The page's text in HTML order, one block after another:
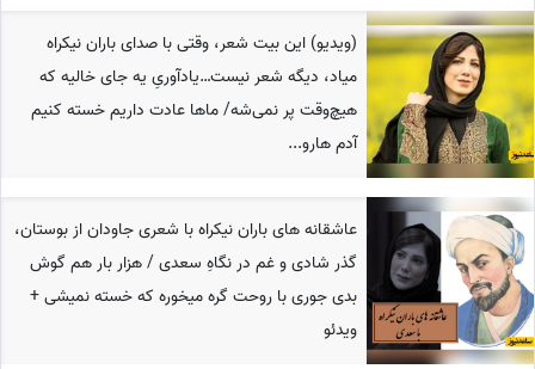
(ویدیو) این بیت شعر، وقتی با صدای باران نیکراه
میاد، دیگه شعر نیست…یادآوریِ یه جای خالیه که
هیچ‌وقت پر نمی‌شه/ ماها عادت داریم خسته کنیم
آدم هارو...
عاشقانه های باران نیکراه با شعری جاودان از بوستان،
گذر شادی و غم در نگاهِ سعدی / هزار بار هم گوش
بدی جوری با روحت گره میخوره که خسته نمیشی +
ویدئو